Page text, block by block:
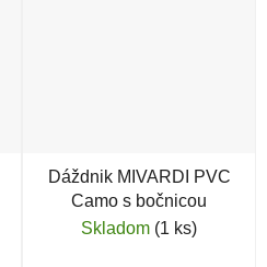
Dáždnik MIVARDI PVC
Camo s bočnicou
Skladom (1 ks)